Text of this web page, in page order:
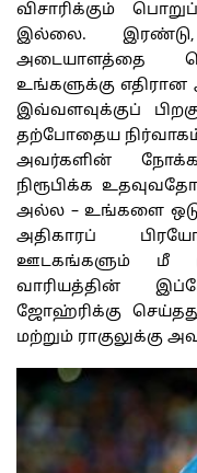
விசாரிக்கும்
இல்லை.
அடையாளத்தை
உங்களுக்கு
இவ்வளவுக்குப்
தற்போதைய
அவர்களின்
நிரூபிக்க
அல்ல – உங்களை
அதிகாரப்
ஊடகங்களும் மீ
வாரியத்தின்
ஜோஹ்ரிக்கு
மற்றும் ராகுலுக்கு